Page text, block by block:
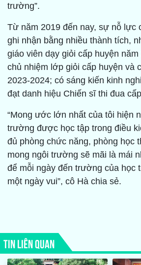
trường”.
Từ năm 2019 đến nay, sự nỗ lực
ghi nhận bằng nhiều thành tích,
giáo viên dạy giỏi cấp huyện
chủ nhiệm lớp giỏi cấp huyện và
2023-2024; có sáng kiến kinh
đạt danh hiệu Chiến sĩ thi đua
“Mong ước lớn nhất của tôi hiện
trường được học tập trong điều
đủ phòng chức năng, phòng học
mong ngôi trường sẽ mãi là mái
để mỗi ngày đến trường của học
một ngày vui”, cô Hà chia sẻ.
TIN LIÊN QUAN